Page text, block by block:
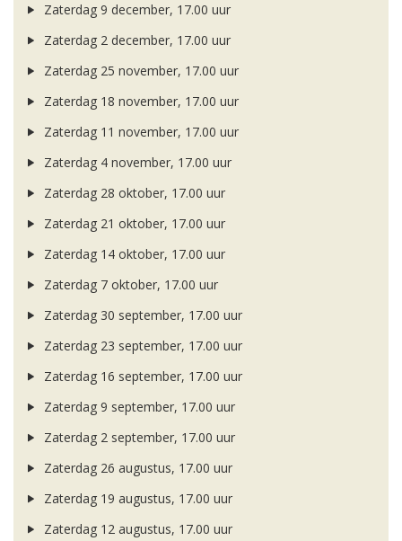
Zaterdag 9 december, 17.00 uur
Zaterdag 2 december, 17.00 uur
Zaterdag 25 november, 17.00 uur
Zaterdag 18 november, 17.00 uur
Zaterdag 11 november, 17.00 uur
Zaterdag 4 november, 17.00 uur
Zaterdag 28 oktober, 17.00 uur
Zaterdag 21 oktober, 17.00 uur
Zaterdag 14 oktober, 17.00 uur
Zaterdag 7 oktober, 17.00 uur
Zaterdag 30 september, 17.00 uur
Zaterdag 23 september, 17.00 uur
Zaterdag 16 september, 17.00 uur
Zaterdag 9 september, 17.00 uur
Zaterdag 2 september, 17.00 uur
Zaterdag 26 augustus, 17.00 uur
Zaterdag 19 augustus, 17.00 uur
Zaterdag 12 augustus, 17.00 uur